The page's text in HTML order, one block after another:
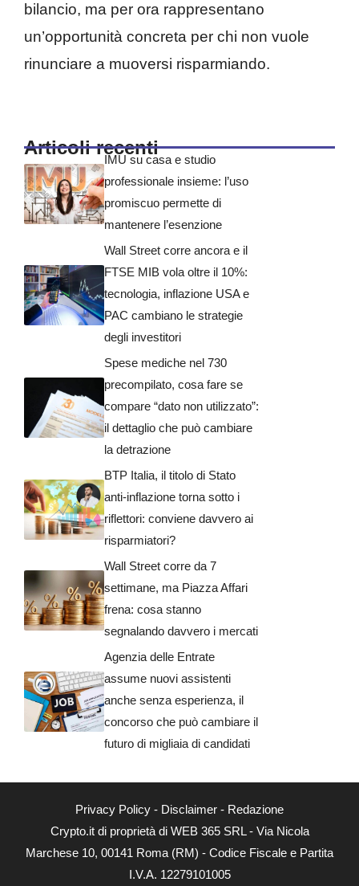
bilancio, ma per ora rappresentano
un’opportunità concreta per chi non vuole
rinunciare a muoversi risparmiando.
Articoli recenti
IMU su casa e studio
professionale insieme: l’uso
promiscuo permette di
mantenere l’esenzione
Wall Street corre ancora e il
FTSE MIB vola oltre il 10%:
tecnologia, inflazione USA e
PAC cambiano le strategie
degli investitori
Spese mediche nel 730
precompilato, cosa fare se
compare “dato non utilizzato”:
il dettaglio che può cambiare
la detrazione
BTP Italia, il titolo di Stato
anti-inflazione torna sotto i
riflettori: conviene davvero ai
risparmiatori?
Wall Street corre da 7
settimane, ma Piazza Affari
frena: cosa stanno
segnalando davvero i mercati
Agenzia delle Entrate
assume nuovi assistenti
anche senza esperienza, il
concorso che può cambiare il
futuro di migliaia di candidati
Privacy Policy - Disclaimer - Redazione
Crypto.it di proprietà di WEB 365 SRL - Via Nicola
Marchese 10, 00141 Roma (RM) - Codice Fiscale e Partita
I.V.A. 12279101005